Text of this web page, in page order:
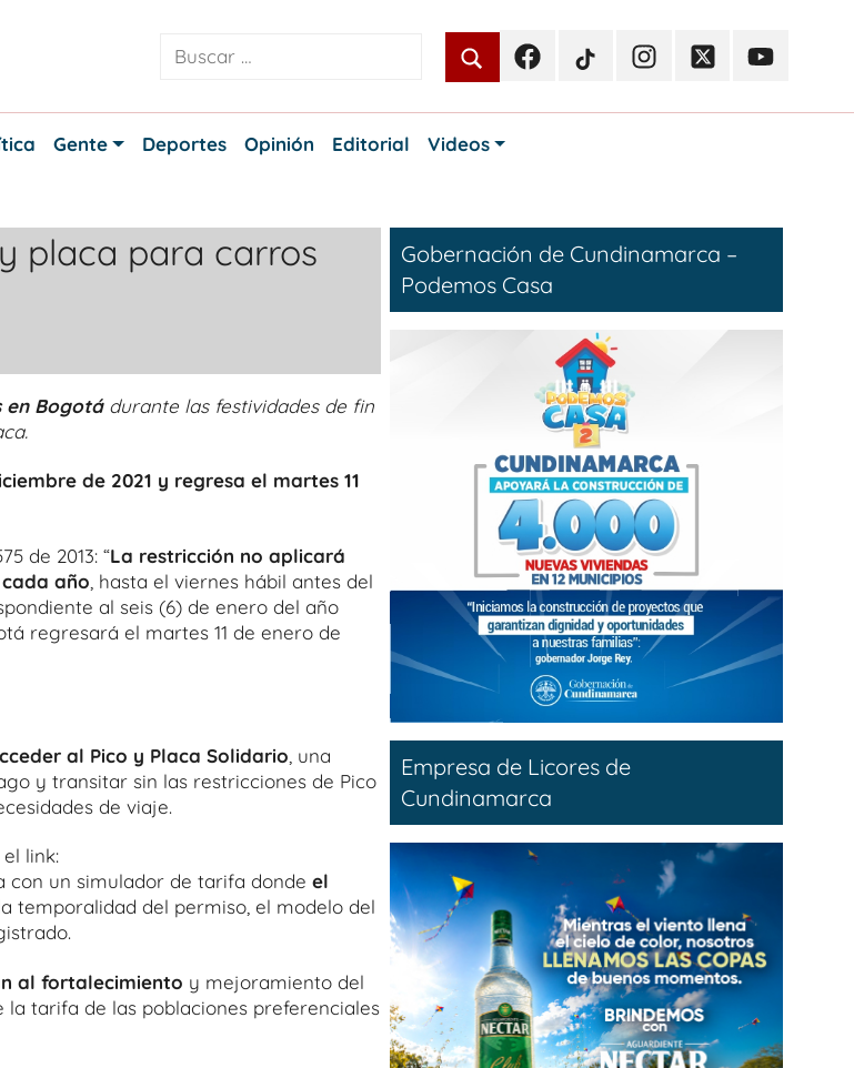
FacebookTikTokInstagramTwitterYoutube
Gente Deportes Opinión Editorial Videos
placa para carros
en Bogotádurante las festividades de fin
de 2021 y regresa el martes 11
de 2013: “La restricción no aplicará
año , hasta el viernes hábil antes del
al seis (6) de enero del año
regresará el martes 11 de enero de
al Pico y Placa Solidario , una
y transitar sin las restricciones de Pico
de viaje.
link:
con un simulador de tarifa donde el
temporalidad del permiso, el modelo del
al fortalecimiento y mejoramiento del
la tarifa de las poblaciones preferenciales
Gobernación de Cundinamarca –
Podemos Casa
Empresa de Licores de
Cundinamarca